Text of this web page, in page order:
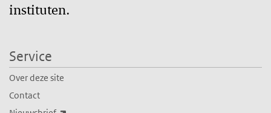
instituten.
Service
Over deze site
Contact